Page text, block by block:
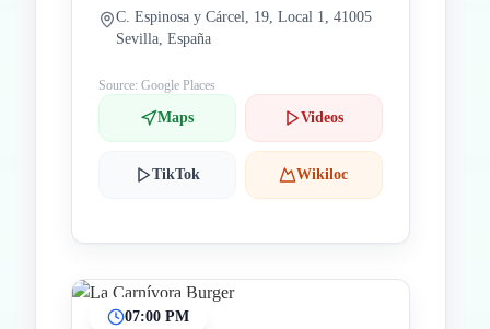
C. Espinosa y Cárcel, 19, Local 1, 41005
Sevilla, España
Source: Google Places
Maps Videos
TikTok Wikiloc
07:00 PM